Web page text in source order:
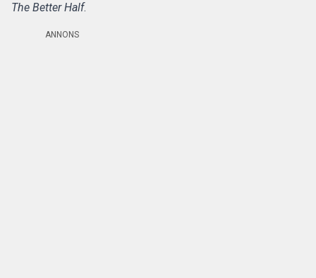
The Better Half.
ANNONS